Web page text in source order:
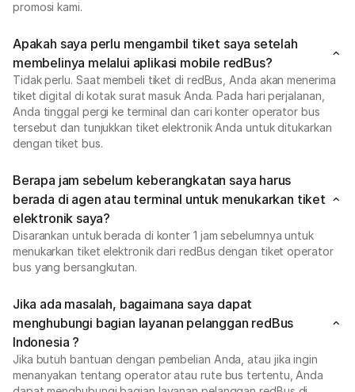
promosi kami.
Apakah saya perlu mengambil tiket saya setelah
membelinya melalui aplikasi mobile redBus?
Tidak perlu. Saat membeli tiket di redBus, Anda akan menerima
tiket digital di kotak surat masuk Anda. Pada hari perjalanan,
Anda tinggal pergi ke terminal dan cari konter operator bus
tersebut dan tunjukkan tiket elektronik Anda untuk ditukarkan
dengan tiket bus.
Berapa jam sebelum keberangkatan saya harus
berada di agen atau terminal untuk menukarkan tiket
elektronik saya?
Disarankan untuk berada di konter 1 jam sebelumnya untuk
menukarkan tiket elektronik dari redBus dengan tiket operator
bus yang bersangkutan.
Jika ada masalah, bagaimana saya dapat
menghubungi bagian layanan pelanggan redBus
Indonesia ?
Jika butuh bantuan dengan pembelian Anda, atau jika ingin
menanyakan tentang operator atau rute bus tertentu, Anda